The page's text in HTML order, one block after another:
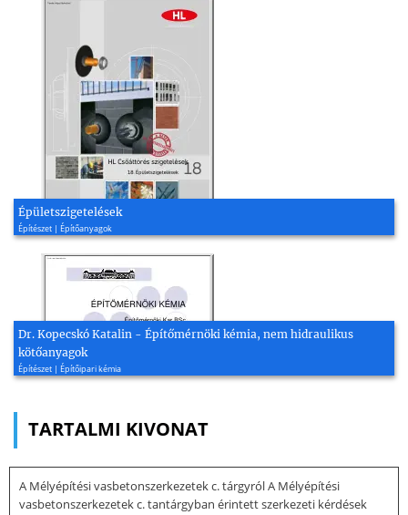
Épületszigetelések
Építészet | Építőanyagok
Dr. Kopecskó Katalin - Építőmérnöki kémia, nem hidraulikus
kötőanyagok
Építészet | Építőipari kémia
TARTALMI KIVONAT
A Mélyépítési vasbetonszerkezetek c. tárgyról A Mélyépítési
vasbetonszerkezetek c. tantárgyban érintett szerkezeti kérdések